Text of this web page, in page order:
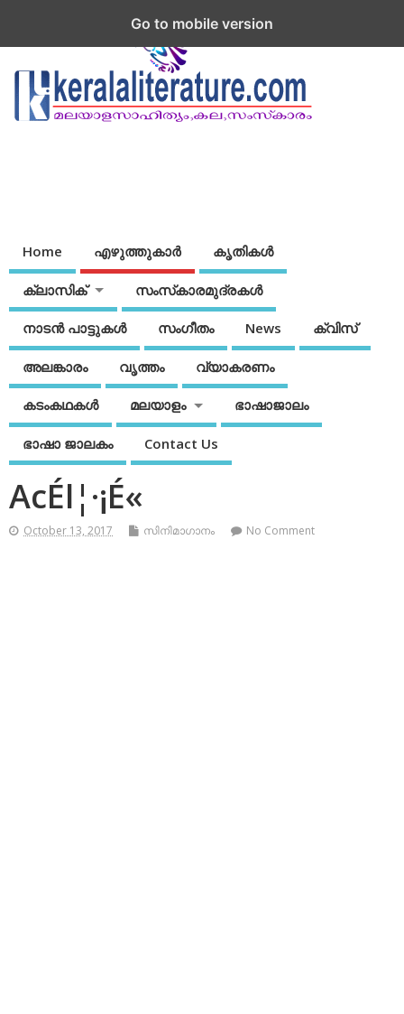
Home എഴുത്തുകാര്‍ കൃതികൾ
ക്ലാസിക് സംസ്‌കാരമുദ്രകള്‍
നാടന്‍ പാട്ടുകള്‍ സംഗീതം News ക്വിസ്
അലങ്കാരം വൃത്തം വ്യാകരണം
കടംകഥകള്‍ മലയാളം ഭാഷാജാലം
ഭാഷാ ജാലകം Contact Us
AcÉl¦·¡É«
October 13, 2017 സിനിമാഗാനം No Comment
Go to mobile version